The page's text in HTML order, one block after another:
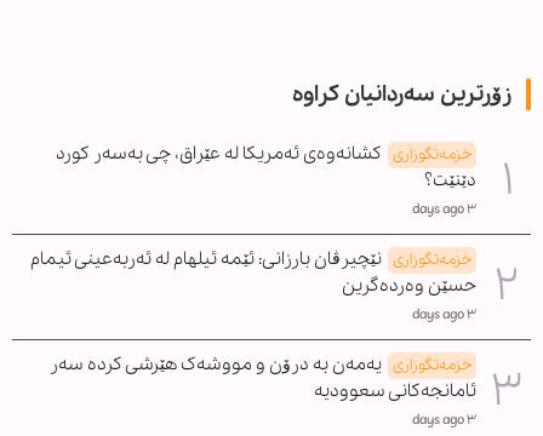
زۆرترین سەردانیان کراوە
خزمەتگوزاری کشانەوەی ئەمریکا لە عێراق، چی بەسەر کورد
دێنێت؟
٣ days ago
خزمەتگوزاری نێچیرڤان بارزانی: ئێمە ئیلهام لە ئەربەعینی ئیمام
حسێن وەردەگرین
٣ days ago
خزمەتگوزاری یەمەن بە درۆن و مووشەک هێرشی کردە سەر
ئامانجەکانی سعوودیە
٣ days ago